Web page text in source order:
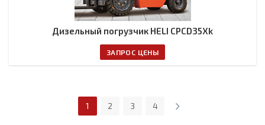
Дизельный погрузчик HELI CPCD35Xk
ЗАПРОС ЦЕНЫ
1 2 3 4